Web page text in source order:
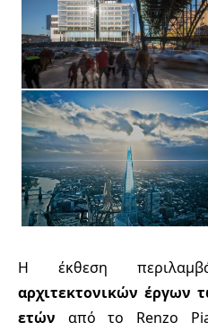
Η έκθεση
αρχιτεκτονικών έργων
ετών από το Renzo